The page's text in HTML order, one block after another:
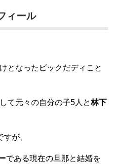
ィール
となったビックだディこと
て元々の自分の子5人と林下
が、
である現在の旦那と結婚を